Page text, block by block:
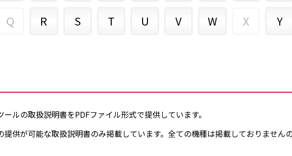
Q R S T U V W X Y
ルの取扱説明書をPDFファイル形式で提供しています。
提供が可能な取扱説明書のみ掲載しています。全ての機種は掲載しておりません